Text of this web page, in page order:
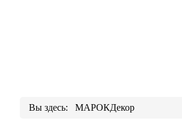
Вы здесь: МАРОКДекор